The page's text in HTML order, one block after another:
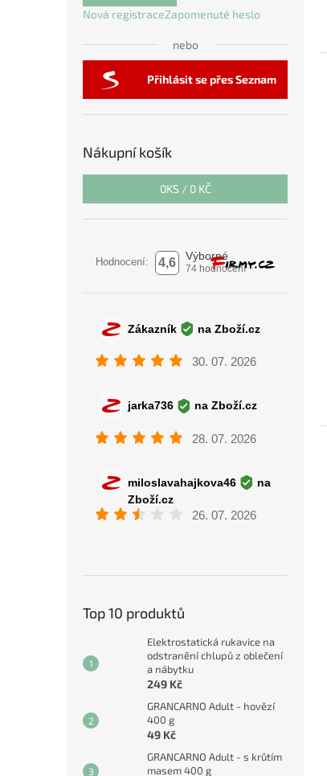
Nová registraceZapomenuté heslo
nebo
Přihlásit se přes Seznam
Nákupní košík
0KS / 0 KČ
Top 10 produktů
Elektrostatická rukavice na
odstranění chlupů z oblečení
a nábytku
249 Kč
GRANCARNO Adult - hovězí
400 g
49 Kč
GRANCARNO Adult - s krůtím
masem 400 g